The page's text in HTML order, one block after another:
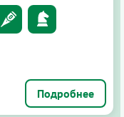
Подробнее